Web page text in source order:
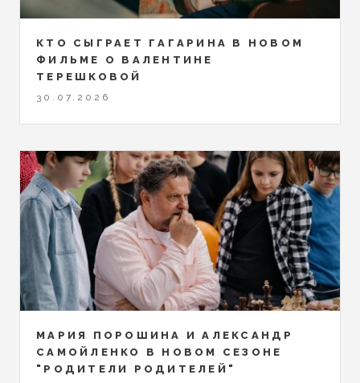
КТО СЫГРАЕТ ГАГАРИНА В НОВОМ
ФИЛЬМЕ О ВАЛЕНТИНЕ
ТЕРЕШКОВОЙ
30.07.2026
МАРИЯ ПОРОШИНА И АЛЕКСАНДР
САМОЙЛЕНКО В НОВОМ СЕЗОНЕ
"РОДИТЕЛИ РОДИТЕЛЕЙ"